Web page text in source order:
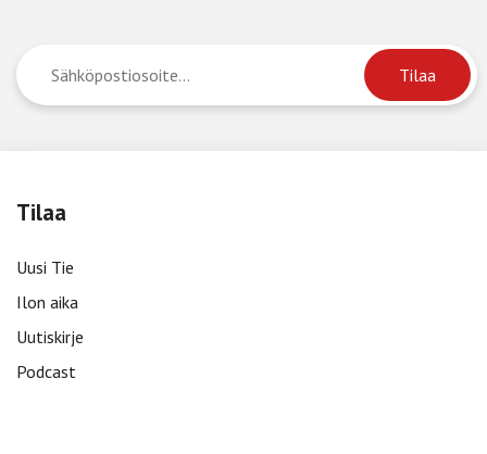
Tilaa
Uusi Tie
Ilon aika
Uutiskirje
Podcast